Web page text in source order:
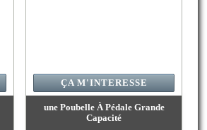
une Poubelle À Pédale Grande
Capacité
ÇA M'INTERESSE